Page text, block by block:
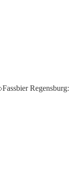
Fassbier Regensburg: